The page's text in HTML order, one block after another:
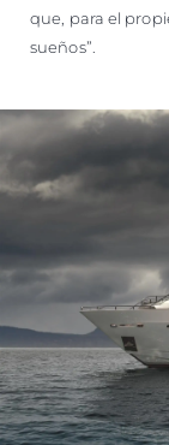
que, para el
sueños”.